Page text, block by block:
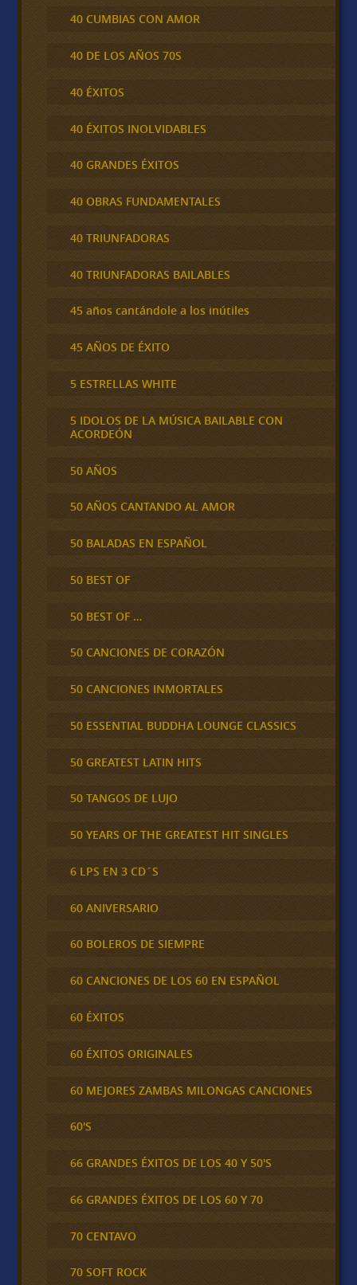
40 CUMBIAS CON AMOR
40 DE LOS AÑOS 70S
40 ÉXITOS
40 ÉXITOS INOLVIDABLES
40 GRANDES ÉXITOS
40 OBRAS FUNDAMENTALES
40 TRIUNFADORAS
40 TRIUNFADORAS BAILABLES
45 años cantándole a los inútiles
45 AÑOS DE ÉXITO
5 ESTRELLAS WHITE
5 IDOLOS DE LA MÚSICA BAILABLE CON
ACORDEÓN
50 AÑOS
50 AÑOS CANTANDO AL AMOR
50 BALADAS EN ESPAÑOL
50 BEST OF
50 BEST OF …
50 CANCIONES DE CORAZÓN
50 CANCIONES INMORTALES
50 ESSENTIAL BUDDHA LOUNGE CLASSICS
50 GREATEST LATIN HITS
50 TANGOS DE LUJO
50 YEARS OF THE GREATEST HIT SINGLES
6 LPS EN 3 CD´S
60 ANIVERSARIO
60 BOLEROS DE SIEMPRE
60 CANCIONES DE LOS 60 EN ESPAÑOL
60 ÉXITOS
60 ÉXITOS ORIGINALES
60 MEJORES ZAMBAS MILONGAS CANCIONES
60'S
66 GRANDES ÉXITOS DE LOS 40 Y 50'S
66 GRANDES ÉXITOS DE LOS 60 Y 70
70 CENTAVO
70 SOFT ROCK